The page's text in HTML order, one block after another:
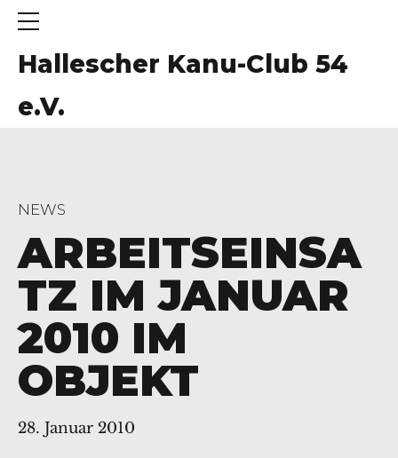
Hallescher Kanu-Club 54
e.V.
NEWS
ARBEITSEINSA
TZ IM JANUAR
2010 IM
OBJEKT
28. Januar 2010